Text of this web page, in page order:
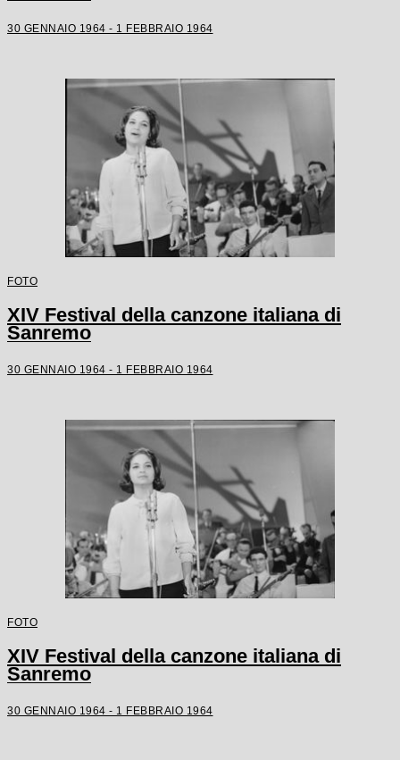
30 GENNAIO 1964 - 1 FEBBRAIO 1964
FOTO
XIV Festival della canzone italiana di
Sanremo
30 GENNAIO 1964 - 1 FEBBRAIO 1964
FOTO
XIV Festival della canzone italiana di
Sanremo
30 GENNAIO 1964 - 1 FEBBRAIO 1964